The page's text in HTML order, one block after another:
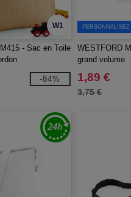
W1
- Sac en Toile
-84%
WESTFORD
grand volume
1,89 €
3,75 €